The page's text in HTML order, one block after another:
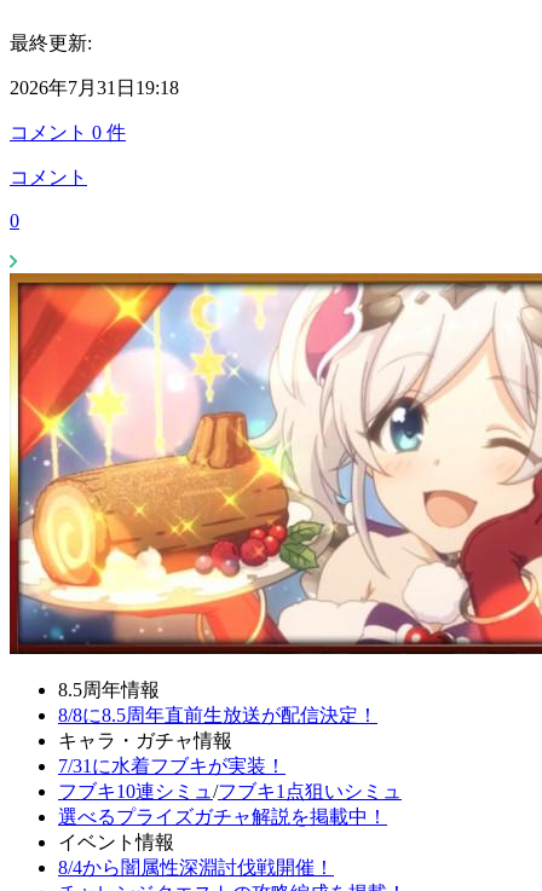
最終更新:
2026年7月31日19:18
コメント 0 件
コメント
0
8.5周年情報
8/8に8.5周年直前生放送が配信決定！
キャラ・ガチャ情報
7/31に水着フブキが実装！
フブキ10連シミュ /フブキ1点狙いシミュ
選べるプライズガチャ解説を掲載中！
イベント情報
8/4から闇属性深淵討伐戦開催！